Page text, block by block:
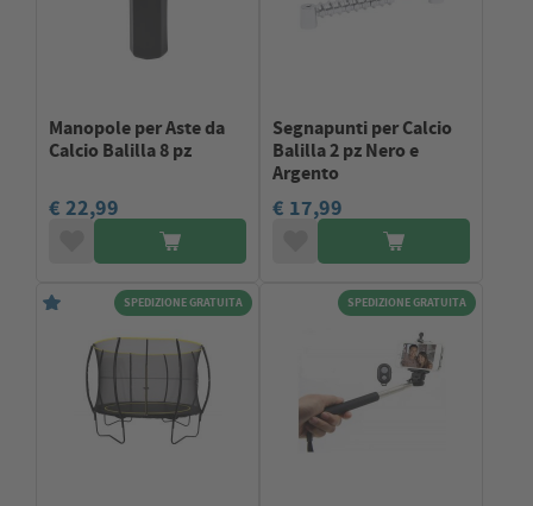
Manopole per Aste da
Calcio Balilla 8 pz
€ 22,99
Segnapunti per Calcio
Balilla 2 pz Nero e
Argento
€ 17,99
SPEDIZIONE GRATUITA SPEDIZIONE GRATUITA